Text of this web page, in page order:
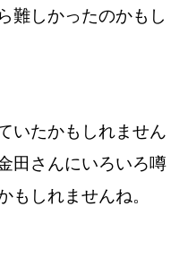
難しかったのかもし
いたかもしれません
田さんにいろいろ噂
もしれませんね。